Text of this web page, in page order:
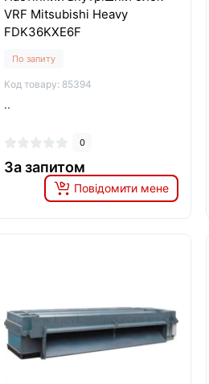
VRF Mitsubishi Heavy
FDK36KXE6F
По запиту
Код товару: 85394
..
0
За запитом
Повідомити мене